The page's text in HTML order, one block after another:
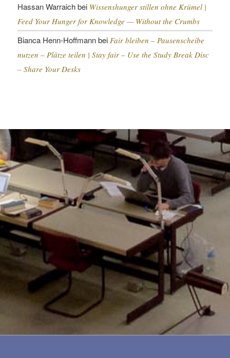
Hassan Warraichbei Wissenshunger stillen ohne Krümel |
Feed Your Hunger for Knowledge — Without the Crumbs
Bianca Henn-Hoffmannbei Fair bleiben – Pausenscheibe
nutzen – Plätze teilen | Stay fair – Use the Study Break Disc
– Share Your Desks